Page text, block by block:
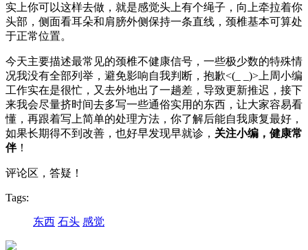
实上你可以这样去做，就是感觉头上有个绳子，向上牵拉着你
头部，侧面看耳朵和肩膀外侧保持一条直线，颈椎基本可算处
于正常位置。
今天主要描述最常见的颈椎不健康信号，一些极少数的特殊情
况我没有全部列举，避免影响自我判断，抱歉<(_ _)>上周小编
工作实在是很忙，又去外地出了一趟差，导致更新推迟，接下
来我会尽量挤时间去多写一些通俗实用的东西，让大家容易看
懂，再跟着写上简单的处理方法，你了解后能自我康复最好，
如果长期得不到改善，也好早发现早就诊， 关注小编，健康常
伴！
评论区，答疑！
Tags:
东西 石头 感觉